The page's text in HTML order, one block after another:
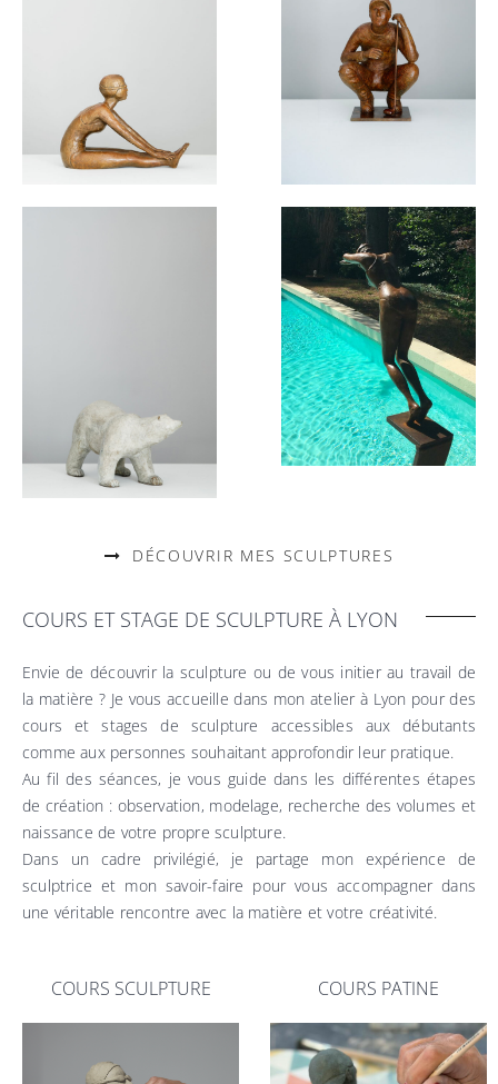
DÉCOUVRIR MES SCULPTURES
COURS ET STAGE DE SCULPTURE À LYON
Envie de découvrir la sculpture ou de vous initier au travail de
la matière ? Je vous accueille dans mon atelier à Lyon pour des
cours et stages de sculpture accessibles aux débutants
comme aux personnes souhaitant approfondir leur pratique.
Au fil des séances, je vous guide dans les différentes étapes
de création : observation, modelage, recherche des volumes et
naissance de votre propre sculpture.
Dans un cadre privilégié, je partage mon expérience de
sculptrice et mon savoir-faire pour vous accompagner dans
une véritable rencontre avec la matière et votre créativité.
COURS SCULPTURE COURS PATINE